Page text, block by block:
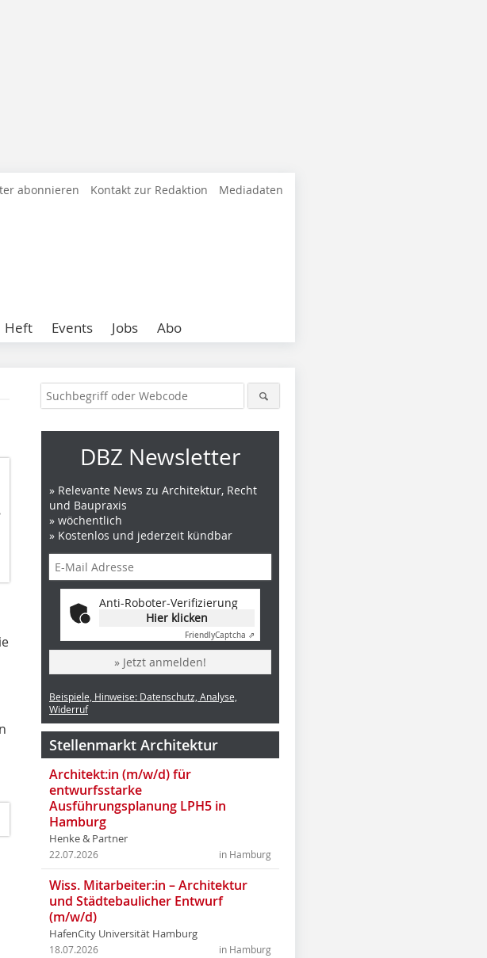
abonnieren Kontakt zur Redaktion Mediadaten
Heft Events Jobs Abo
DBZ Newsletter
» Relevante News zu Architektur, Recht
und Baupraxis
» wöchentlich
» Kostenlos und jederzeit kündbar
Anti-Roboter-Verifizierung
Hier klicken
FriendlyCaptcha ⇗
» Jetzt anmelden!
Beispiele, Hinweise: Datenschutz, Analyse,
Widerruf
Stellenmarkt Architektur
Architekt:in (m/w/d) für
entwurfsstarke
Ausführungsplanung LPH5 in
Hamburg
Henke & Partner
in Hamburg
22.07.2026
Wiss. Mitarbeiter:in – Architektur
und Städtebaulicher Entwurf
(m/w/d)
HafenCity Universität Hamburg
in Hamburg
18.07.2026